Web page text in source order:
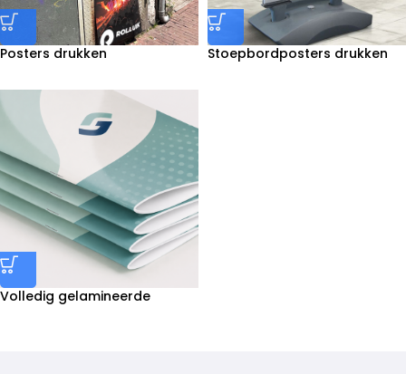
Posters drukken Stoepbordposters drukken
Volledig gelamineerde